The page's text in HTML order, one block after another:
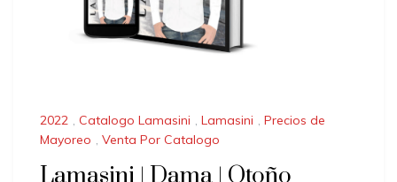
2022 , Catalogo Lamasini , Lamasini , Precios de
Mayoreo , Venta Por Catalogo